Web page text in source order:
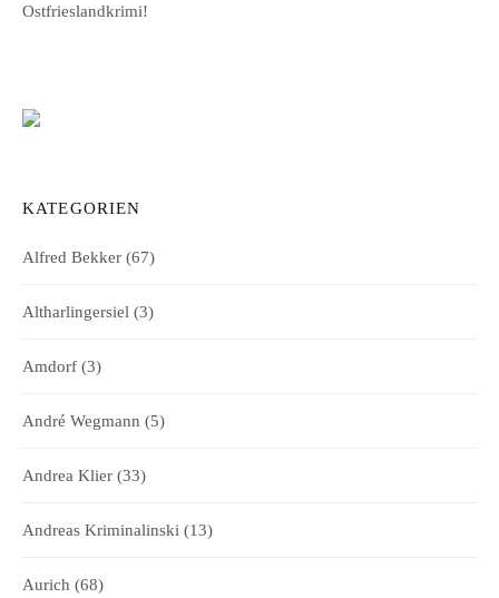
Ostfrieslandkrimi!
KATEGORIEN
Alfred Bekker (67)
Altharlingersiel (3)
Amdorf (3)
André Wegmann (5)
Andrea Klier (33)
Andreas Kriminalinski (13)
Aurich (68)